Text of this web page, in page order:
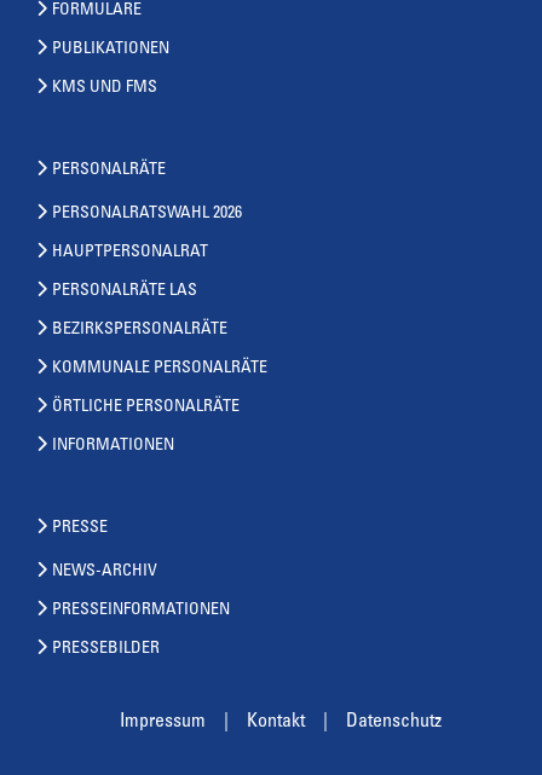
FORMULARE
PUBLIKATIONEN
KMS UND FMS
PERSONALRÄTE
PERSONALRATSWAHL 2026
HAUPTPERSONALRAT
PERSONALRÄTE LAS
BEZIRKSPERSONALRÄTE
KOMMUNALE PERSONALRÄTE
ÖRTLICHE PERSONALRÄTE
INFORMATIONEN
PRESSE
NEWS-ARCHIV
PRESSEINFORMATIONEN
PRESSEBILDER
Impressum Kontakt Datenschutz